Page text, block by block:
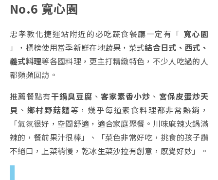
No.6 寬心園
忠孝敦化捷運站附近的必吃蔬食餐廳一定有「 寬心園
」，標榜使用當季新鮮在地蔬果，菜式結合日式、西式、
義式料理等各國料理，更主打精緻特色，不少人吃過的人
都頻頻回訪。
推薦餐點有干鍋臭豆腐 、客家素香小炒 、 宮保皮蛋炒天
貝 、 鄉村野菇麵等，幾乎每道素食料理都非常熱銷，
「氣氛很好，空間舒適，適合家庭聚餐。川味麻辣火鍋滿
辣的，餐前果汁很棒」、「菜色非常好吃，挑食的孩子讚
不絕口，上菜稍慢，乾冰生菜沙拉有創意，感覺好妙」。